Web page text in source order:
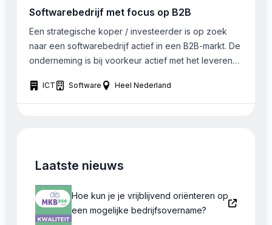
werkplekken. Naast beheer mogen er ook IT
Softwarebedrijf met focus op B2B
Een strategische koper / investeerder is op zoek
naar een softwarebedrijf actief in een B2B-markt. De
onderneming is bij voorkeur actief met het leveren
proces van haar klanten ondersteunt. Het bedrijf
verkoopt software of specialistisch IT-maatwerk en
ICT Software Heel Nederland
Laatste nieuws
Hoe kun je je vrijblijvend oriënteren op
een mogelijke bedrijfsovername?